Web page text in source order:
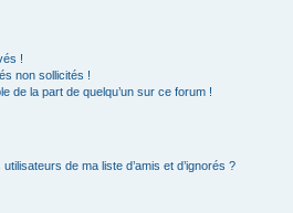
!
non sollicités !
de la part de quelqu’un sur ce forum !
de ma liste d’amis et d’ignorés ?